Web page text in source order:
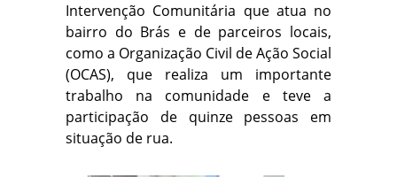
Intervenção Comunitária que atua no
bairro do Brás e de parceiros locais,
como a Organização Civil de Ação Social
(OCAS), que realiza um importante
trabalho na comunidade e teve a
participação de quinze pessoas em
situação de rua.